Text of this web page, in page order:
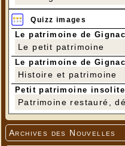
Quizz images
Le patrimoine de Gignac
Le petit patrimoine
Le patrimoine de Gignac
Histoire et patrimoine
Petit patrimoine insolite
Patrimoine restauré,
Archives des Nouvelles